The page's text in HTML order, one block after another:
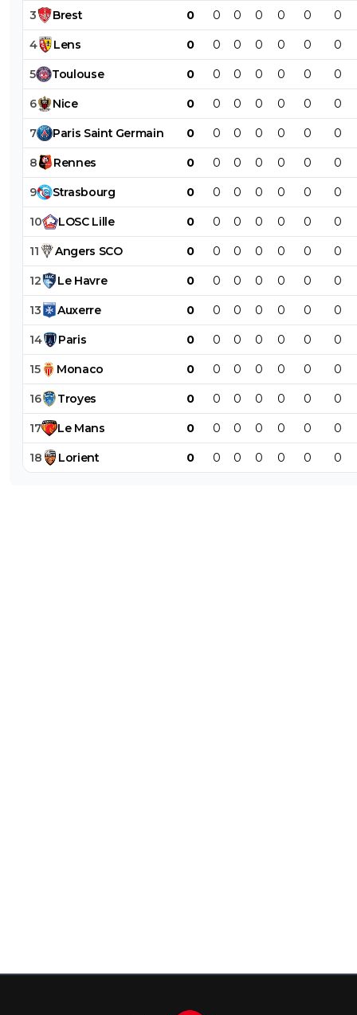
3 Brest 0 0 0 0 0 0 0
4 Lens 0 0 0 0 0 0 0
5 Toulouse 0 0 0 0 0 0 0
6 Nice 0 0 0 0 0 0 0
7 Paris Saint Germain 0 0 0 0 0 0 0
8 Rennes 0 0 0 0 0 0 0
9 Strasbourg 0 0 0 0 0 0 0
10 LOSC Lille 0 0 0 0 0 0 0
11 Angers SCO 0 0 0 0 0 0 0
12 Le Havre 0 0 0 0 0 0 0
13 Auxerre 0 0 0 0 0 0 0
14 Paris 0 0 0 0 0 0 0
15 Monaco 0 0 0 0 0 0 0
16 Troyes 0 0 0 0 0 0 0
17 Le Mans 0 0 0 0 0 0 0
18 Lorient 0 0 0 0 0 0 0